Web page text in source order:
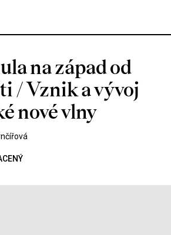
V košíku zatím nemáte žádné položky.
na západ od
/ Vznik a vývoj
nové vlny